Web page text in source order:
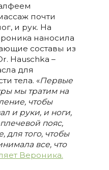
почти
и рук. На
наносила
составы из
Hauschka –
для
тела. «Первые
мы тратим на
чтобы
и руки, и ноги,
пояс,
того, чтобы
все, что
Вероника.